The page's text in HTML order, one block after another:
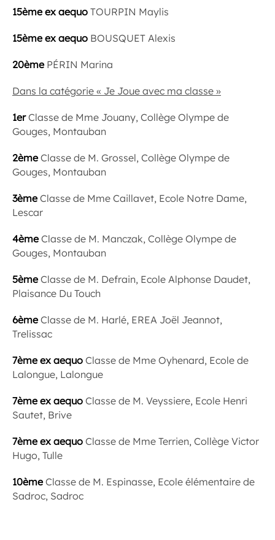
15ème ex aequo TOURPIN Maylis
15ème ex aequo BOUSQUET Alexis
20ème PÉRIN Marina
Dans la catégorie « Je Joue avec ma classe »
1erClasse de Mme Jouany, Collège Olympe de
Gouges, Montauban
2èmeClasse de M. Grossel, Collège Olympe de
Gouges, Montauban
3èmeClasse de Mme Caillavet, Ecole Notre Dame,
Lescar
4èmeClasse de M. Manczak, Collège Olympe de
Gouges, Montauban
5èmeClasse de M. Defrain, Ecole Alphonse Daudet,
Plaisance Du Touch
6èmeClasse de M. Harlé, EREA Joël Jeannot,
Trelissac
7ème ex aequo Classe de Mme Oyhenard, Ecole de
Lalongue, Lalongue
7ème ex aequo Classe de M. Veyssiere, Ecole Henri
Sautet, Brive
7ème ex aequo Classe de Mme Terrien, Collège Victor
Hugo, Tulle
10èmeClasse de M. Espinasse, Ecole élémentaire de
Sadroc, Sadroc